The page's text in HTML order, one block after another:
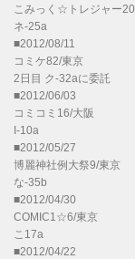
こみっく☆トレジャー20
ネ-25a
■2012/08/11
コミケ82/東京
2日目 ク-32aに委託
■2012/06/03
コミコミ16/大阪
I-10a
■2012/05/27
博麗神社例大祭9/東京
な-35b
■2012/04/30
COMIC1☆6/東京
こ17a
■2012/04/22